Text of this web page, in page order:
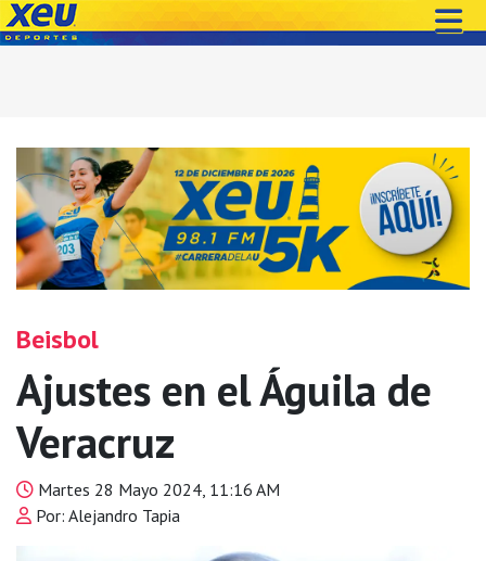
Beisbol
Ajustes en el Águila de
Veracruz
Martes 28 Mayo 2024, 11:16 AM
Por: Alejandro Tapia